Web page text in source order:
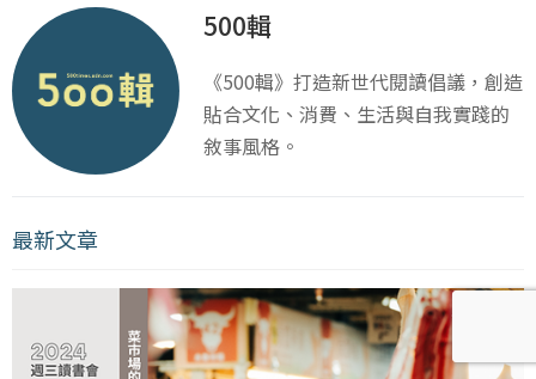
500輯
《500輯》打造新世代閱讀倡議，創造
貼合文化、消費、生活與自我實踐的
敘事風格。
最新文章